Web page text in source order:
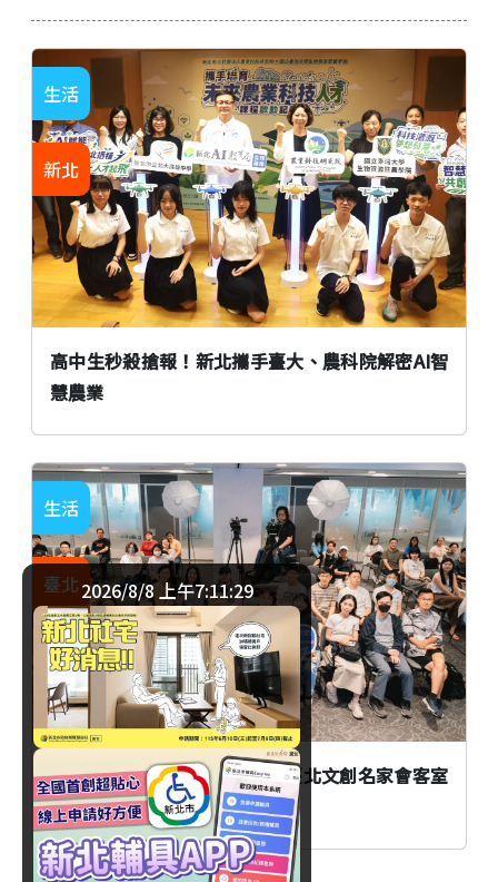
高中生秒殺搶報！新北攜手臺大、農科院解密AI智
慧農業
生活
新北
AI時代創作者如何不被取代？臺北文創名家會客室
談From AI to I
生活
臺北2026/8/8 上午7:11:30